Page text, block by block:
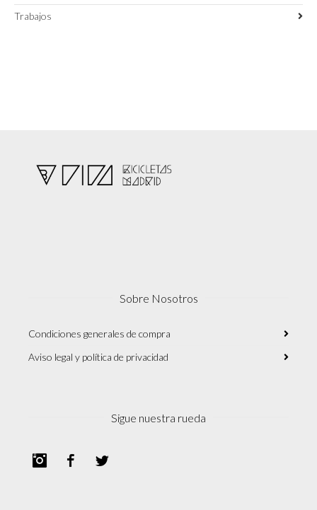
Trabajos
Sobre Nosotros
Condiciones generales de compra
Aviso legal y política de privacidad
Sigue nuestra rueda
InstagramFacebook